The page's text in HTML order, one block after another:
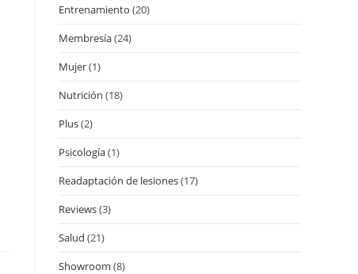
Entrenamiento (20)
Membresía(24)
Mujer(1)
Nutrición (18)
Plus(2)
Psicología(1)
Readaptación de lesiones(17)
Reviews(3)
Salud (21)
Showroom (8)